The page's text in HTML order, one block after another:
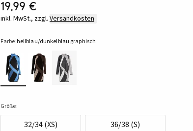
19,99 €
inkl. MwSt., zzgl. Versandkosten
Farbe:hellblau/dunkelblau graphisch
Größe:
32/34 (XS) 36/38 (S)